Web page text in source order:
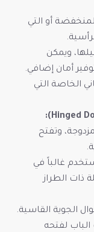
أو التي
ويمكن
أمان إضافي.
الخاصة التي
وتفتح
غالباً في
ذات الطراز
الجوية القاسية.
لفتحه